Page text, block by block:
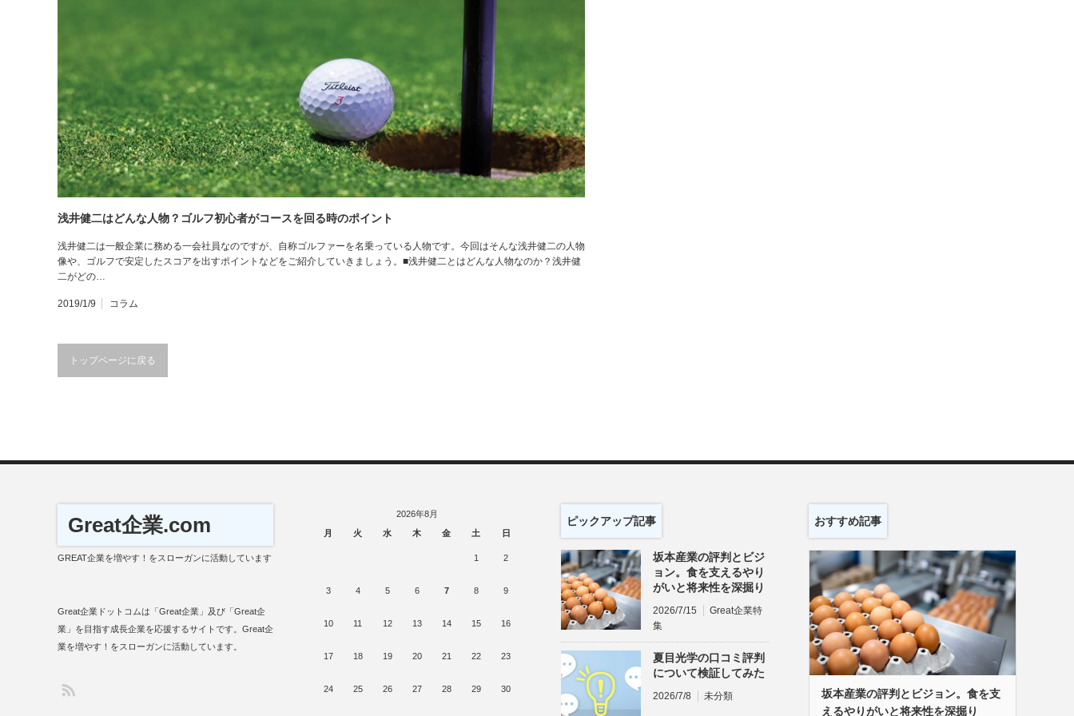
浅井健二はどんな人物？ゴルフ初心者がコースを回る時のポイント
浅井健二は一般企業に務める一会社員なのですが、自称ゴルファーを名乗っている人物です。今回はそんな浅井健二の人物
像や、ゴルフで安定したスコアを出すポイントなどをご紹介していきましょう。■浅井健二とはどんな人物なのか？浅井健
二がどの…
2019/1/9 コラム
トップページに戻る
2026年8月
月
火 水 木 金 土 日
1 2
3 4 5 6 7 8 9
10 11 12 13 14 15 16
17 18 19 20 21 22 23
24 25 26 27 28 29 30
ピックアップ記事
坂本産業の評判とビジ
ョン。食を支えるやり
がいと将来性を深掘り
2026/7/15
Great企業特
集
夏目光学の口コミ評判
について検証してみた
2026/7/8 未分類
おすすめ記事
坂本産業の評判とビジョン。食を支
えるやりがいと将来性を深掘り
Great企業.com
GREAT企業を増やす！をスローガンに活動しています
Great企業ドットコムは「Great企業」及び「Great企
業」を目指す成長企業を応援するサイトです。Great企
業を増やす！をスローガンに活動しています。